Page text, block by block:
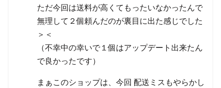
ただ今回は送料が高くてもったいなかったんで
無理して２個頼んだのが裏目に出た感じでした
＞＜
（不幸中の幸いで１個はアップデート出来たん
で良かったです）
まぁこのショップは、今回 配送ミスもやらかし